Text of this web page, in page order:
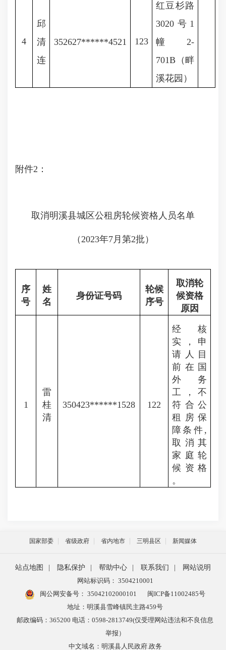
4
邱
清
连
352627******4521 123
红豆杉路
3020号1
幢2-
701B（畔
溪花园）
附件2：
取消明溪县城区公租房轮候资格人员名单
（2023年7月第2批）
序
号
姓
名
身份证号码
轮候
序号
取消轮
候资格
原因
1
雷
桂
清
350423******1528 122
经核
实，申
请人目
前在国
外务
工，不
符合公
租房保
障条件,
取消其
家庭轮
候资格
。
国家部委 省级政府 省内地市 三明县区 新闻媒体
站点地图 隐私保护 帮助中心 联系我们
网站说明
网站标识码： 3504210001
闽公网安备号： 35042102000101
闽ICP备11002485号
地址：明溪县雪峰镇民主路459号
邮政编码：365200 电话：0598-2813749(仅受理网站违法和不良信息
举报）
中文域名：明溪县人民政府.政务